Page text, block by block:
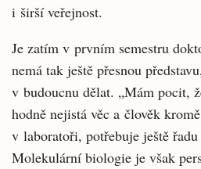
i širší veřejnost.
Je zatím v prvním semestru
nemá tak ještě přesnou
v budoucnu dělat. „Mám pocit,
hodně nejistá věc a člověk
v laboratoři, potřebuje ještě
Molekulární biologie je však